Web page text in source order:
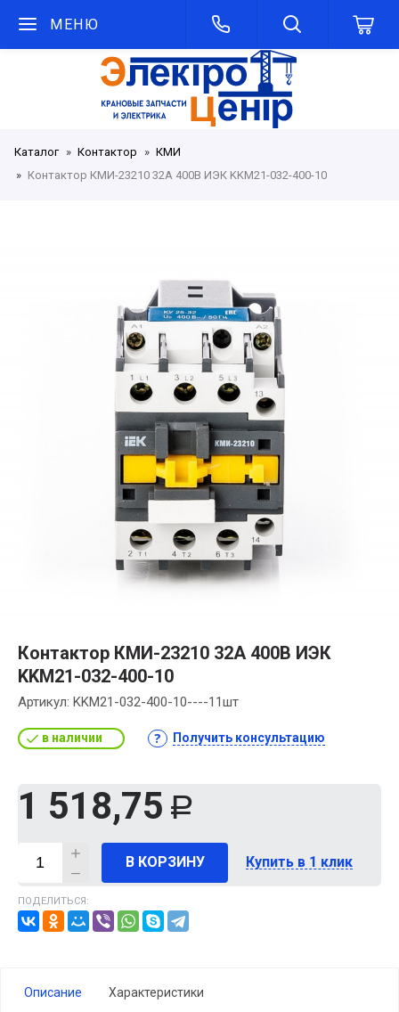
МЕНЮ
Каталог Контактор
КМИ
Контактор КМИ-23210 32А 400В ИЭК KKM21-032-400-10
Контактор КМИ-23210 32А 400В ИЭК
KKM21-032-400-10
Артикул: KKM21-032-400-10----11шт
в наличии Получить консультацию
1 518,75 Р
В КОРЗИНУ Купить в 1 клик
ПОДЕЛИТЬСЯ:
Описание Характеристики